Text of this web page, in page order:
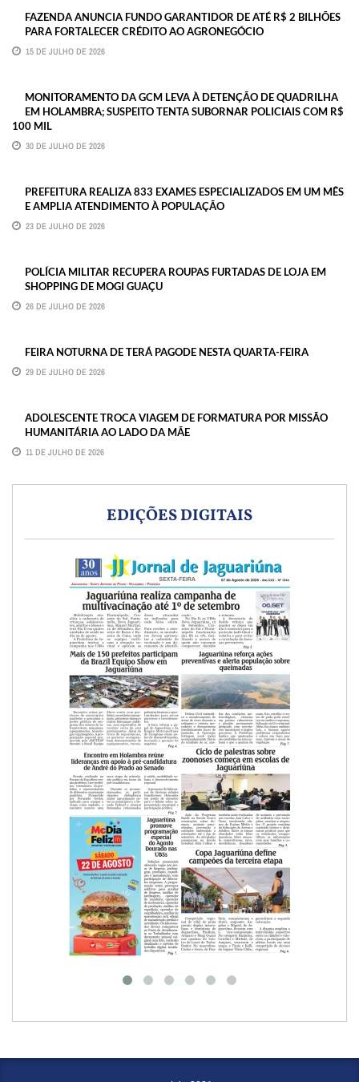
FAZENDA ANUNCIA FUNDO GARANTIDOR DE ATÉ R$ 2 BILHÕES
PARA FORTALECER CRÉDITO AO AGRONEGÓCIO
15 DE JULHO DE 2026
MONITORAMENTO DA GCM LEVA À DETENÇÃO DE QUADRILHA
EM HOLAMBRA; SUSPEITO TENTA SUBORNAR POLICIAIS COM R$
100 MIL
30 DE JULHO DE 2026
PREFEITURA REALIZA 833 EXAMES ESPECIALIZADOS EM UM MÊS
E AMPLIA ATENDIMENTO À POPULAÇÃO
23 DE JULHO DE 2026
POLÍCIA MILITAR RECUPERA ROUPAS FURTADAS DE LOJA EM
SHOPPING DE MOGI GUAÇU
26 DE JULHO DE 2026
FEIRA NOTURNA DE TERÁ PAGODE NESTA QUARTA-FEIRA
29 DE JULHO DE 2026
ADOLESCENTE TROCA VIAGEM DE FORMATURA POR MISSÃO
HUMANITÁRIA AO LADO DA MÃE
11 DE JULHO DE 2026
EDIÇÕES DIGITAIS